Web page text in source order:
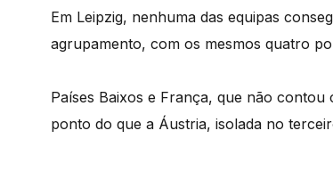
Em Leipzig, nenhuma das equipas
agrupamento, com os mesmos quatro
Países Baixos e França, que não
ponto do que a Áustria, isolada no